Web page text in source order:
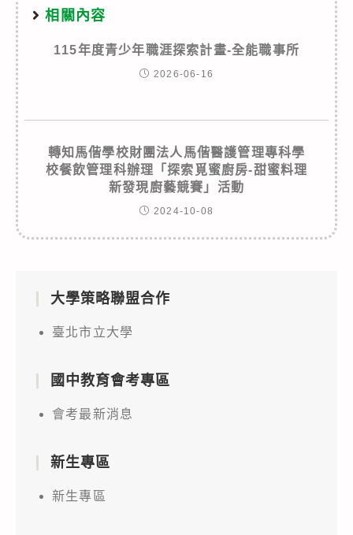
相關內容
115年度青少年職涯探索計畫-全能職事所
2026-06-16
轉知馬偕學校財團法人馬偕醫護管理專科學
校餐飲管理科辦理「探索覓蜜廚房-甜蜜料理
新發現廚藝競賽」活動
2024-10-08
大學策略聯盟合作
臺北市立大學
國中教育會考專區
會考最新消息
新生專區
新生專區